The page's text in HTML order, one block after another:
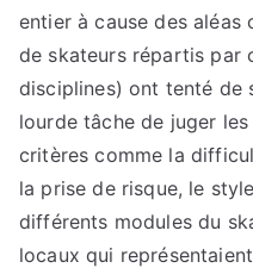
entier à cause des aléas
de skateurs répartis par
disciplines) ont tenté de
lourde tâche de juger
critères comme la
la prise de risque, le
différents modules du
locaux qui